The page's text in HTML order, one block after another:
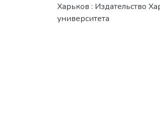
Харьков : Издательство
университета